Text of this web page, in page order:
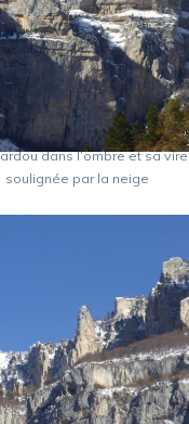
dans l’ombre et sa
soulignée par la neige